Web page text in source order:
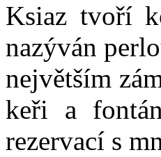
Ksiaz tvoří
nazýván
největším
keři a
rezervací s